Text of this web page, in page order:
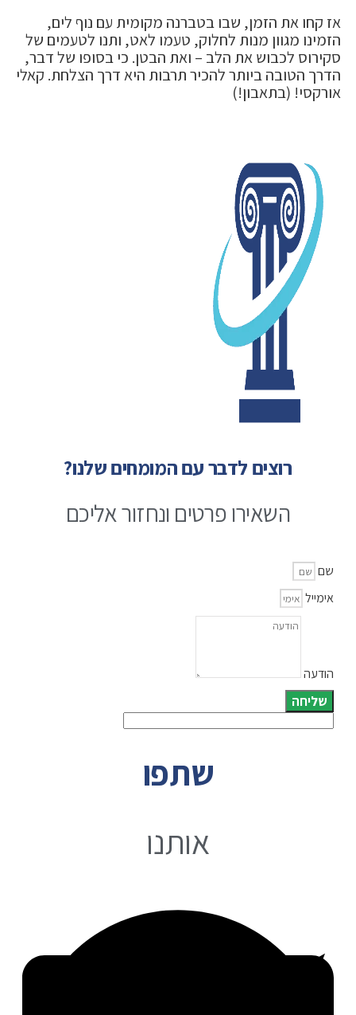
אז קחו את הזמן, שבו בטברנה מקומית עם נוף לים,
הזמינו מגוון מנות לחלוק, טעמו לאט, ותנו לטעמים של
סקירוס לכבוש את הלב – ואת הבטן. כי בסופו של דבר,
הדרך הטובה ביותר להכיר תרבות היא דרך הצלחת. קאלי
אורקסי! (בתאבון!)
רוצים לדבר עם המומחים שלנו?
השאירו פרטים ונחזור אליכם
שם
אימייל
הודעה
שליחה
שתפו
אותנו